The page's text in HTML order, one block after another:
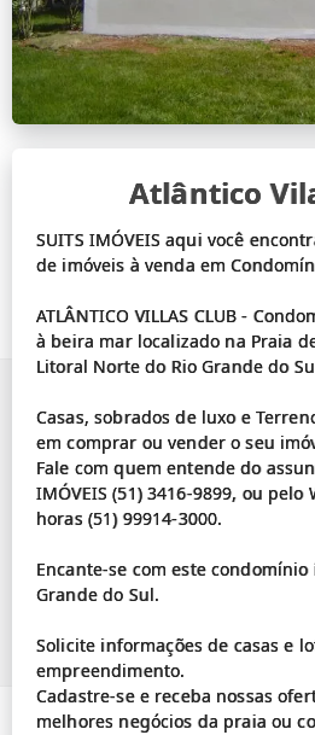
Atlântico
SUITS IMÓVEIS aqui você
de imóveis à venda em
ATLÂNTICO VILLAS CLUB -
à beira mar localizado na Praia
Litoral Norte do Rio Grande do
Casas, sobrados de luxo e
em comprar ou vender o seu
Fale com quem entende do
IMÓVEIS (51) 3416-9899, ou
horas (51) 99914-3000.
Encante-se com este
Grande do Sul.
Solicite informações de casas e
empreendimento.
Cadastre-se e receba nossas
melhores negócios da praia ou